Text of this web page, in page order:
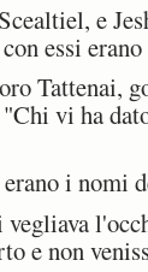
e
essi
Tattenai,
vi ha
i nomi
e non